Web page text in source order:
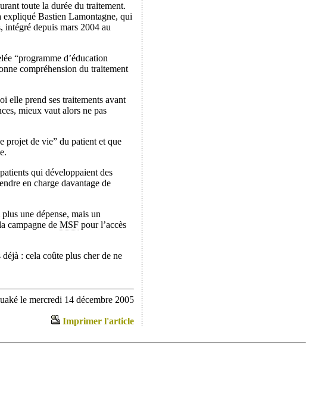
toute la durée du traitement.
expliqué Bastien Lamontagne, qui
intégré depuis mars 2004 au
“programme d’éducation
compréhension du traitement
elle prend ses traitements avant
mieux vaut alors ne pas
projet de vie” du patient et que
qui développaient des
en charge davantage de
une dépense, mais un
campagne de MSF pour l’accès
: cela coûte plus cher de ne
le mercredi 14 décembre 2005
Imprimer l'article